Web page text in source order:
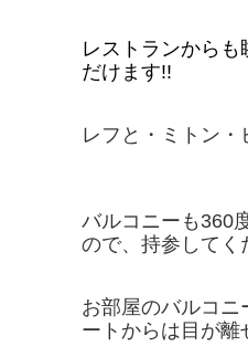
レストランから
だけます!!
レフと・ミトン
バルコニーも360
ので、持参してく
お部屋のバルコニ
ートからは目が離